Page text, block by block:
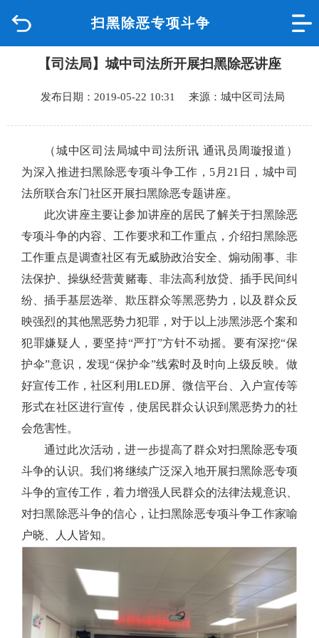
扫黑除恶专项斗争
品质城中
新闻中心
政府信息公开
互动回应
数据专题
【司法局】城中司法所开展扫黑除恶讲座
发布日期：2019-05-22 10:31 来源：城中区司法局
（城中区司法局城中司法所讯 通讯员周璇报道）
为深入推进扫黑除恶专项斗争工作， 5 月 21 日，城中司
法所联合东门社区开展扫黑除恶专题讲座。
此次讲座主要让参加讲座的居民了解关于扫黑除恶
专项斗争的内容、工作要求和工作重点，介绍扫黑除恶
工作重点是调查社区有无威胁政治安全、煽动闹事、非
法保护、操纵经营黄赌毒、非法高利放贷、插手民间纠
纷、插手基层选举、欺压群众等黑恶势力，以及群众反
映强烈的其他黑恶势力犯罪，对于以上涉黑涉恶个案和
犯罪嫌疑人，要坚持“严打”方针不动摇。要有深挖“保
护伞”意识，发现“保护伞”线索时及时向上级反映。做
好宣传工作，社区利用LED屏、微信平台、入户宣传等
形式在社区进行宣传，使居民群众认识到黑恶势力的社
会危害性。
通过此次活动，进一步提高了群众对扫黑除恶专项
斗争的认识。我们将继续广泛深入地开展扫黑除恶专项
斗争的宣传工作，着力增强人民群众的法律法规意识、
对扫黑除恶斗争的信心，让扫黑除恶专项斗争工作家喻
户晓、人人皆知。